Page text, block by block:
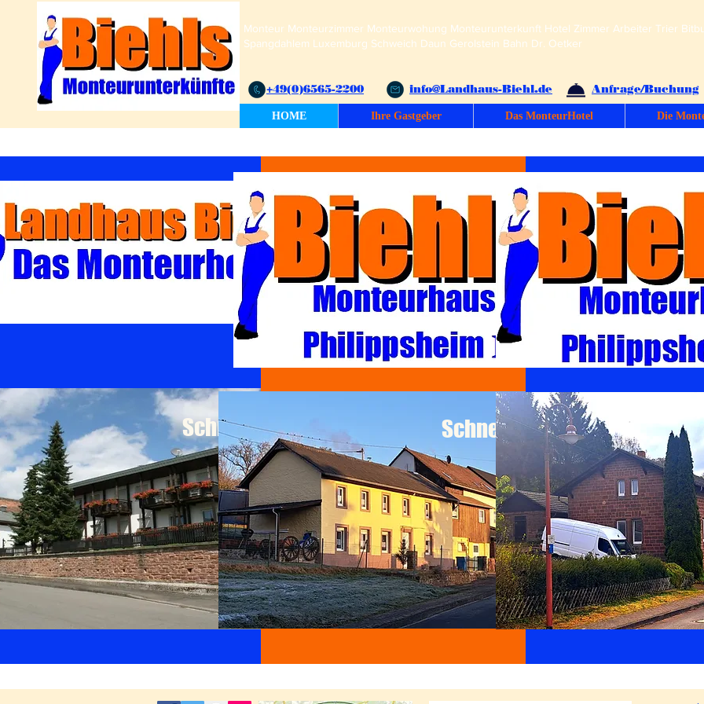
Monteur Monteurzimmer Monteurwohung Monteurunterkunft Hotel Zimmer Arbeiter Trier
Spangdahlem Luxemburg Schweich Daun Gerolstein Bahn Dr. Oetker
+49(0)6565-2200 info@Landhaus-Biehl.de Anfrage/Buchung
HOME Ihre Gastgeber Das MonteurHotel Die
Schnellinfo Schnellinfo